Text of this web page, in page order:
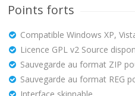
Points forts
Compatible Windows XP,
Licence GPL v2 Source
Sauvegarde au format ZIP
Sauvegarde au format REG